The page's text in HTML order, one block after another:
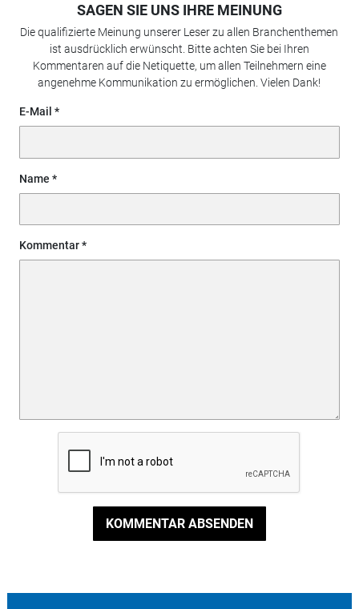
SAGEN SIE UNS IHRE MEINUNG
Die qualifizierte Meinung unserer Leser zu allen Branchenthemen
ist ausdrücklich erwünscht. Bitte achten Sie bei Ihren
Kommentaren auf die Netiquette, um allen Teilnehmern eine
angenehme Kommunikation zu ermöglichen. Vielen Dank!
E-Mail
Name
Kommentar
KOMMENTAR ABSENDEN